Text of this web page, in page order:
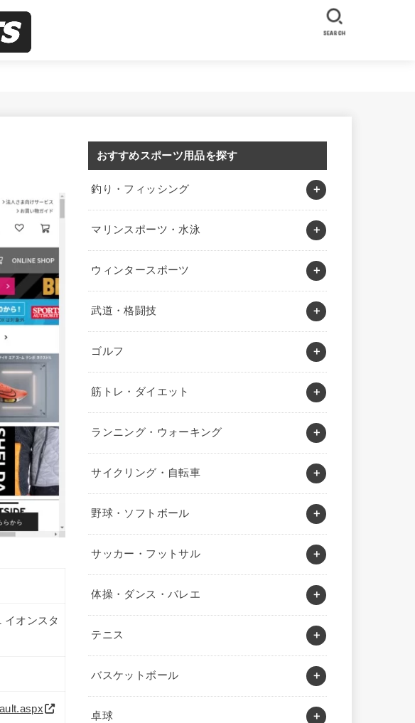
SEARCH
イオンスタ
おすすめスポーツ用品を探す
釣り・フィッシング
マリンスポーツ・水泳
ウィンタースポーツ
武道・格闘技
ゴルフ
筋トレ・ダイエット
ランニング・ウォーキング
サイクリング・自転車
野球・ソフトボール
サッカー・フットサル
体操・ダンス・バレエ
テニス
バスケットボール
卓球